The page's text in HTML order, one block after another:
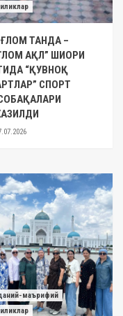
ТАНДА –
АҚЛ” ШИОРИ
“ҚУВНОҚ
СПОРТ
маърифий